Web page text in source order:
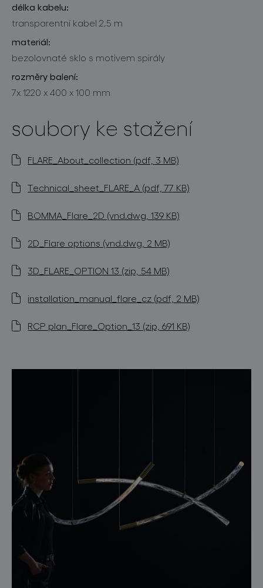
délka kabelu:
transparentní kabel 2,5 m
materiál:
bezolovnaté sklo s motivem spirály
rozměry balení:
7x 1220 x 400 x 100 mm
soubory ke stažení
FLARE_About_collection (pdf, 3 MB)
Technical_sheet_FLARE_A (pdf, 77 KB)
BOMMA_Flare_2D (vnd.dwg, 139 KB)
2D_Flare options (vnd.dwg, 2 MB)
3D_FLARE_OPTION 13 (zip, 54 MB)
installation_manual_flare_cz (pdf, 2 MB)
RCP plan_Flare_Option_13 (zip, 691 KB)